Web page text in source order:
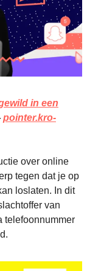
in een
pointer.kro-
over online
tegen dat je op
loslaten. In dit
van
telefoonnummer